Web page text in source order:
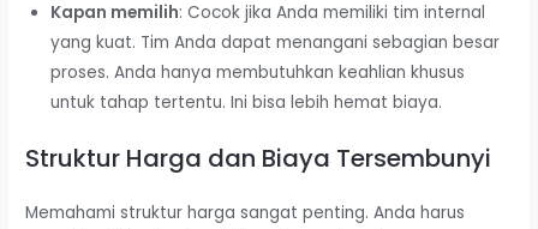
Kapan memilih: Cocok jika Anda memiliki tim internal
yang kuat. Tim Anda dapat menangani sebagian besar
proses. Anda hanya membutuhkan keahlian khusus
untuk tahap tertentu. Ini bisa lebih hemat biaya.
Struktur Harga dan Biaya Tersembunyi
Memahami struktur harga sangat penting. Anda harus